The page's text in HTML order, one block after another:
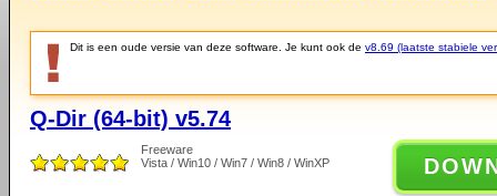
Dit is een oude versie van deze software. Je kunt ook de v8.69 (laatste stabiele
Q-Dir (64-bit) v5.74
Freeware
Vista / Win10 / Win7 / Win8 / WinXP